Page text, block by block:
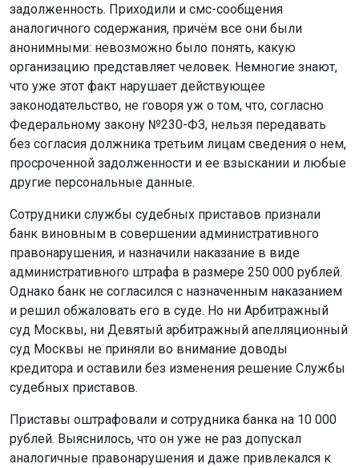
задолженность. Приходили и смс-сообщения
аналогичного содержания, причём все они были
анонимными: невозможно было понять, какую
организацию представляет человек. Немногие знают,
что уже этот факт нарушает действующее
законодательство, не говоря уж о том, что, согласно
Федеральному закону №230-ФЗ, нельзя передавать
без согласия должника третьим лицам сведения о нем,
просроченной задолженности и ее взыскании и любые
другие персональные данные.
Сотрудники службы судебных приставов признали
банк виновным в совершении административного
правонарушения, и назначили наказание в виде
административного штрафа в размере 250 000 рублей.
Однако банк не согласился с назначенным наказанием
и решил обжаловать его в суде. Но ни Арбитражный
суд Москвы, ни Девятый арбитражный апелляционный
суд Москвы не приняли во внимание доводы
кредитора и оставили без изменения решение Службы
судебных приставов.
Приставы оштрафовали и сотрудника банка на 10 000
рублей. Выяснилось, что он уже не раз допускал
аналогичные правонарушения и даже привлекался к